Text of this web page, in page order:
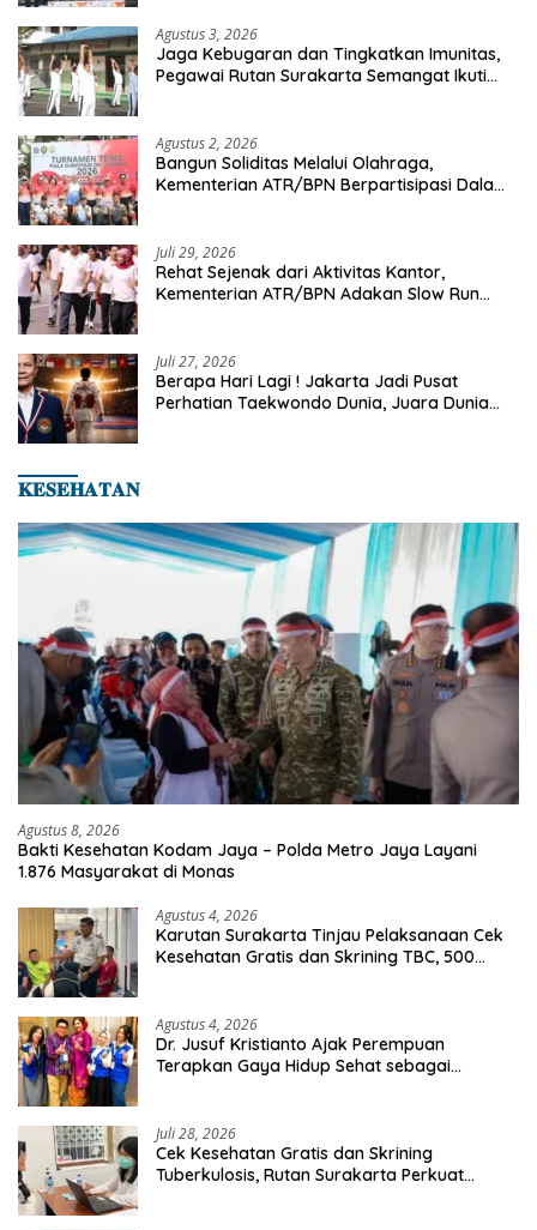
Agustus 3, 2026
Jaga Kebugaran dan Tingkatkan Imunitas,
Pegawai Rutan Surakarta Semangat Ikuti
Agustus 2, 2026
Bangun Soliditas Melalui Olahraga,
Kementerian ATR/BPN Berpartisipasi Dalam
Juli 29, 2026
Rehat Sejenak dari Aktivitas Kantor,
Kementerian ATR/BPN Adakan Slow Run
Juli 27, 2026
Berapa Hari Lagi ! Jakarta Jadi Pusat
Perhatian Taekwondo Dunia, Juara Dunia
𝐊𝐄𝐒𝐄𝐇𝐀𝐓𝐀𝐍
Agustus 8, 2026
Bakti Kesehatan Kodam Jaya – Polda Metro Jaya Layani
1.876 Masyarakat di Monas
Agustus 4, 2026
Karutan Surakarta Tinjau Pelaksanaan Cek
Kesehatan Gratis dan Skrining TBC, 500
Agustus 4, 2026
Dr. Jusuf Kristianto Ajak Perempuan
Terapkan Gaya Hidup Sehat sebagai
Juli 28, 2026
Cek Kesehatan Gratis dan Skrining
Tuberkulosis, Rutan Surakarta Perkuat